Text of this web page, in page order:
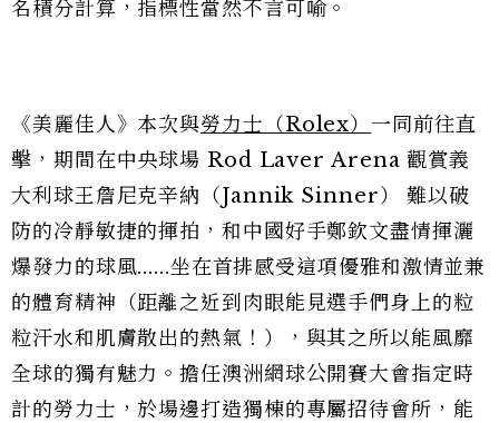
名積分計算，指標性當然不言可喻。
《美麗佳人》本次與勞力士（Rolex） 一同前往直
擊，期間在中央球場 Rod Laver Arena 觀賞義
大利球王詹尼克辛納（Jannik Sinner） 難以破
防的冷靜敏捷的揮拍，和中國好手鄭欽文盡情揮灑
爆發力的球風......坐在首排感受這項優雅和激情並兼
的體育精神（距離之近到肉眼能見選手們身上的粒
粒汗水和肌膚散出的熱氣！），與其之所以能風靡
全球的獨有魅力。擔任澳洲網球公開賽大會指定時
計的勞力士，於場邊打造獨棟的專屬招待會所，能